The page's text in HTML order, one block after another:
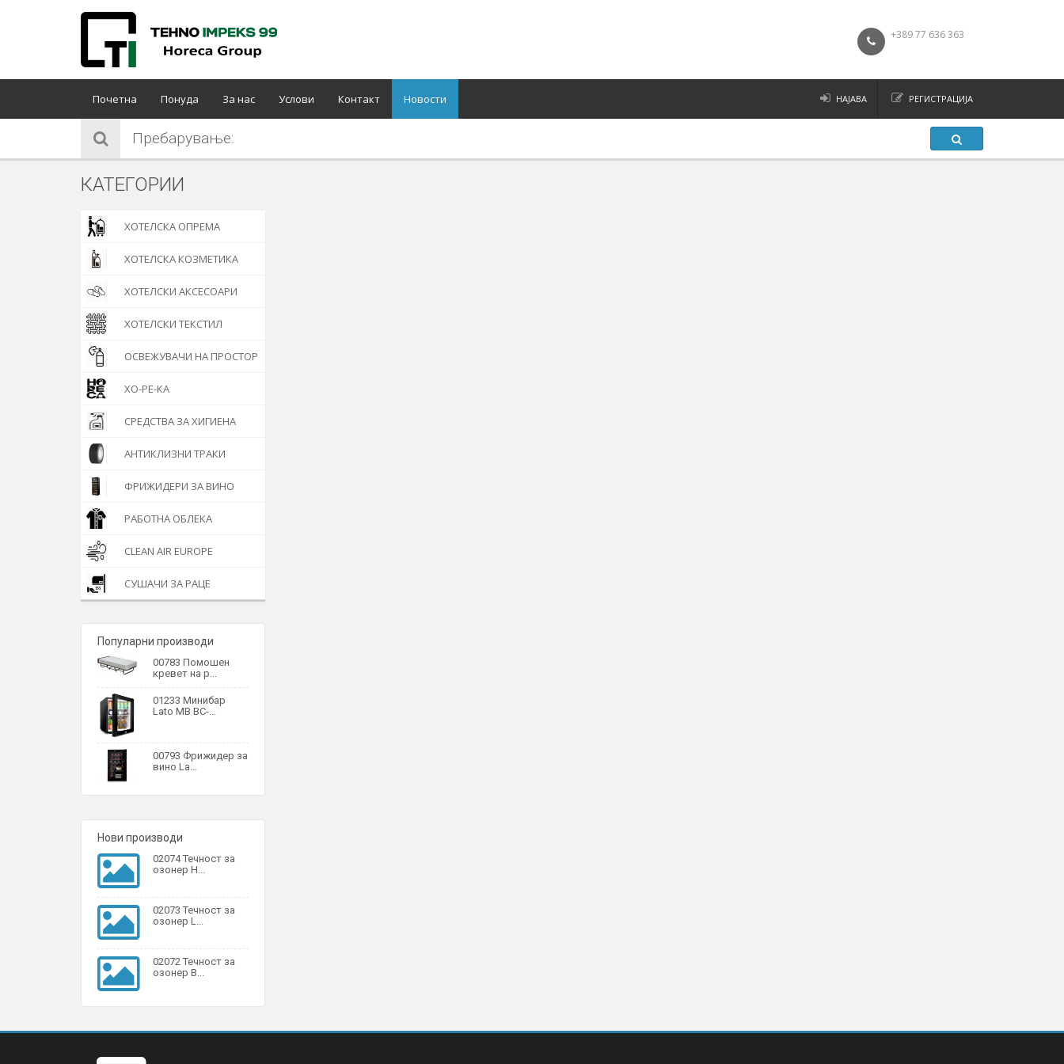
+389 77 636 363
Почетна Понуда За нас Услови Контакт Новости НАЈАВА РЕГИСТРАЦИЈА
Пребарување:
КАТЕГОРИИ
ХОТЕЛСКА ОПРЕМА
ХОТЕЛСКА КОЗМЕТИКА
ХОТЕЛСКИ АКСЕСОАРИ
ХОТЕЛСКИ ТЕКСТИЛ
ОСВЕЖУВАЧИ НА ПРОСТОР
ХО-РЕ-КА
СРЕДСТВА ЗА ХИГИЕНА
АНТИКЛИЗНИ ТРАКИ
ФРИЖИДЕРИ ЗА ВИНО
РАБОТНА ОБЛЕКА
CLEAN AIR EUROPE
СУШАЧИ ЗА РАЦЕ
Популарни производи
00783 Помошен
кревет на р...
01233 Минибар
Lato MB BC-...
00793 Фрижидер за
вино La...
Нови производи
02074 Течност за
озонер H...
02073 Течност за
озонер L...
02072 Течност за
озонер B...